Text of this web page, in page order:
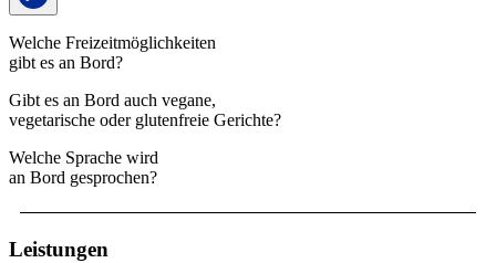
Welche Freizeitmöglichkeiten
gibt es an Bord?
Gibt es an Bord auch vegane,
vegetarische oder glutenfreie Gerichte?
Welche Sprache wird
an Bord gesprochen?
Leistungen